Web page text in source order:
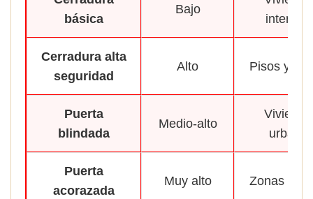
básica
Bajo
Cerradura alta
seguridad
Alto Pisos y
Puerta
blindada
Medio-alto
Puerta
acorazada
Muy alto Zonas